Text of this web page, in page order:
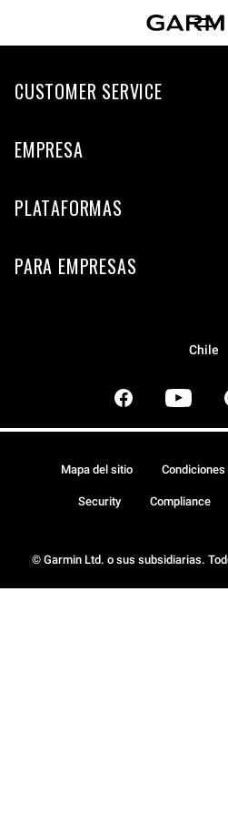
CUSTOMER SERVICE
EMPRESA
PLATAFORMAS
PARA EMPRESAS
Chile
© Garmin Ltd. o sus subsidiarias.
Mapa del sitio Condiciones
Security Compliance